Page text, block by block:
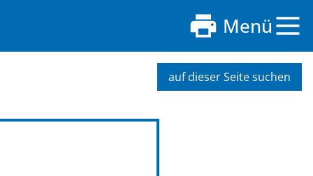
Menü
auf dieser Seite suchen